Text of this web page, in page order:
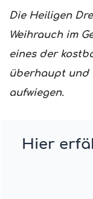
Die Heiligen
Weihrauch im
eines der
überhaupt und
aufwiegen.
Hier